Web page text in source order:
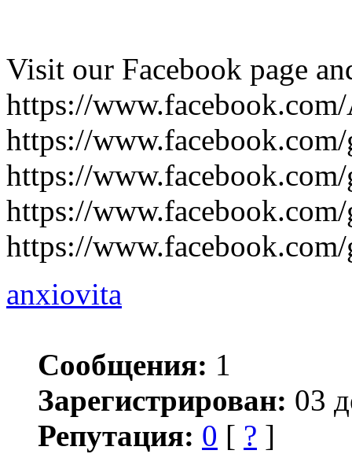
Visit our Facebook page
https://
https://
https://
https://
https://
anxiovita
Сообщения: 1
Зарегистрирован: 03
Репутация: 0 [ ? ]